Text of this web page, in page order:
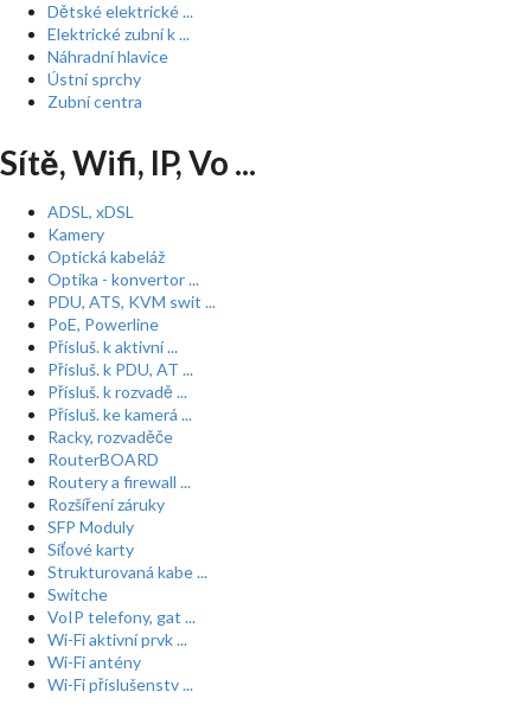
Dětské elektrické ...
Elektrické zubní k ...
Náhradní hlavice
Ústní sprchy
Zubní centra
Sítě, Wifi, IP, Vo ...
ADSL, xDSL
Kamery
Optická kabeláž
Optika - konvertor ...
PDU, ATS, KVM swit ...
PoE, Powerline
Přísluš. k aktivní ...
Přísluš. k PDU, AT ...
Přísluš. k rozvadě ...
Přísluš. ke kamerá ...
Racky, rozvaděče
RouterBOARD
Routery a firewall ...
Rozšíření záruky
SFP Moduly
Síťové karty
Strukturovaná kabe ...
Switche
VoIP telefony, gat ...
Wi-Fi aktivní prvk ...
Wi-Fi antény
Wi-Fi příslušenstv ...